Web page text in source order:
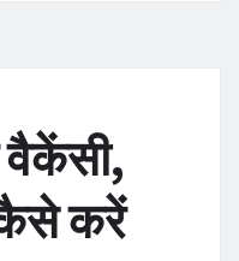
वैकेंसी,
करें